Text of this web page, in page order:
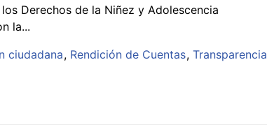
Derechos de la Niñez y Adolescencia
la...
ciudadana Rendición de Cuentas Transparencia